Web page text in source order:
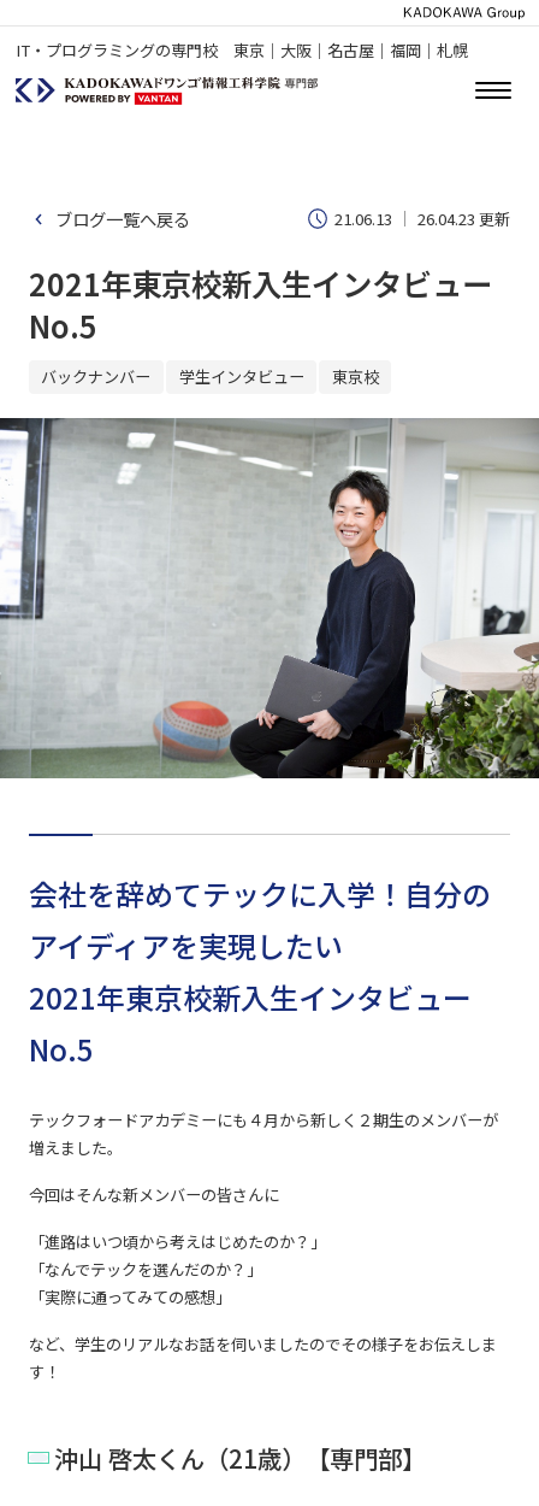
IT・プログラミングの専門校 東京｜大阪｜名古屋｜福岡｜札幌
ブログ一覧へ戻る 21.06.13 26.04.23 更新
2021年東京校新入生インタビュー
No.5
バックナンバー 学生インタビュー 東京校
会社を辞めてテックに入学！自分の
アイディアを実現したい
2021年東京校新入生インタビュー
No.5
テックフォードアカデミーにも４月から新しく２期生のメンバーが
増えました。
今回はそんな新メンバーの皆さんに
「進路はいつ頃から考えはじめたのか？」
「なんでテックを選んだのか？」
「実際に通ってみての感想」
など、学生のリアルなお話を伺いましたのでその様子をお伝えしま
す！
沖山 啓太くん（21歳）【専門部】